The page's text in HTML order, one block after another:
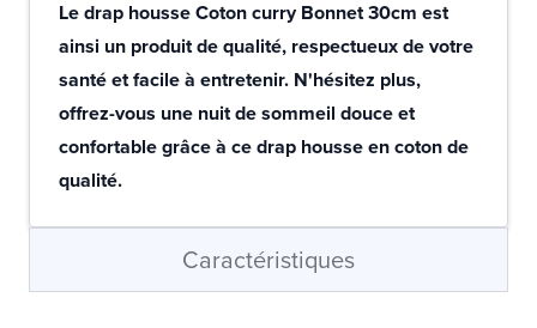
Le drap housse Coton curry Bonnet 30cm est
ainsi un produit de qualité, respectueux de votre
santé et facile à entretenir. N'hésitez plus,
offrez-vous une nuit de sommeil douce et
confortable grâce à ce drap housse en coton de
qualité.
Caractéristiques